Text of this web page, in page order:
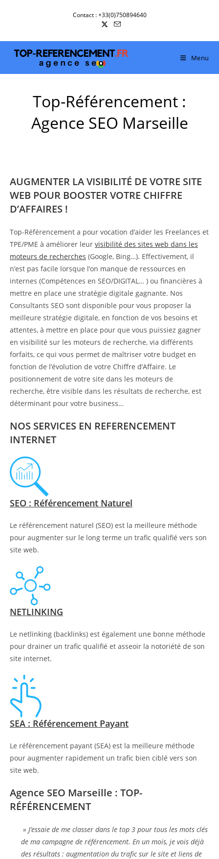
Contact : +33(0)750894640
Menu
Top-Référencement :
Agence SEO Marseille
AUGMENTER LA VISIBILITÉ DE VOTRE SITE
WEB POUR BOOSTER VOTRE CHIFFRE
D’AFFAIRES !
Top-Référencement a pour vocation d’aider les Freelances et
TPE/PME à améliorer leur visibilité des sites web dans les
moteurs de recherches (Google, Bing…). Effectivement, il
n’est pas facile lorsque l’on manque de ressources en
internes (Compétences en SEO/DIGITAL… ) ou financières à
mettre en place une stratégie digitale gagnante. Nos
Consultants SEO sont disponible pour vous proposer la
meilleure stratégie digitale, en fonction de vos besoins et
attentes, à mettre en place pour que vous puissiez gagner
en visibilité sur les moteurs de recherche, via différents
forfaits, ce qui vous permet de maîtriser votre budget en
fonction de l’évolution de votre Chiffre d’Affaire. Le
positionnement de votre site dans les moteurs de
recherche, être visible dans les résultats de recherche, est
déterminant pour votre business…
NOS SERVICES EN REFERENCEMENT
INTERNET
SEO : Référencement Naturel
Le référencement naturel (SEO) est la meilleure méthode
pour augmenter sur le long terme un trafic qualifié vers son
site web.
NETLINKING
Le netlinking (backlinks) est également une bonne méthode
pour drainer un trafic qualifié et asseoir la notoriété de son
site internet.
SEA : Référencement Payant
Le référencement payant (SEA) est la meilleure méthode
pour augmenter rapidement un trafic bien ciblé vers son
site web.
Agence SEO Marseille : TOP-
RÉFÉRENCEMENT
» J’essaie de me classer dans le top 3 pour tous les mots clés
de ma campagne de référencement. En un mois, je vois déjà
des résultats : augmentation du trafic sur le site et liens de